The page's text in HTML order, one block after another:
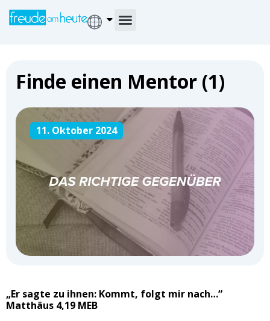
Finde einen Mentor (1)
11. Oktober 2024
„Er sagte zu ihnen: Kommt, folgt mir nach…“
Matthäus 4,19 MEB